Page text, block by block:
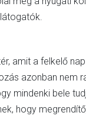
amit a felkelő
azonban nem
mindenki bele
hogy